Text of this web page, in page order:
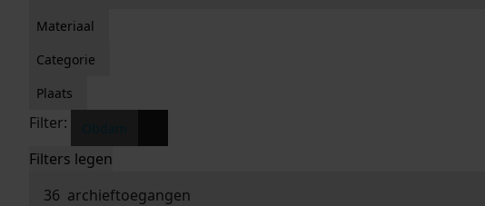
Materiaal
Categorie
Plaats
Filter:
Filters legen
36 archieftoegangen